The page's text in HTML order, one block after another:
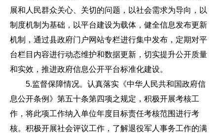
展和人民群众关心、关切的问题，以社会需求为导向，以
制度机制为基础，以平台建设为载体，健全信息发布更新
机制，通过县政府门户网站专栏进行集中发布，定期对平
台栏目内容进行动态维护和数据更新，切实提升公开质量
和实效，推进政府信息公开平台标准化建设。
5.监督保障情况。认真落实《中华人民共和国政府信
息公开条例》第五十条第四项之规定，积极开展考核工
作，将此项工作纳入单位年度目标责任考核范围进行考
核。积极开展社会评议工作，了解退役军人事务工作的满